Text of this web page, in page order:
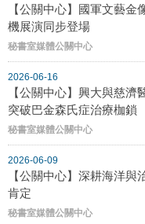
【公關中心】國軍文藝
機展演同步登場
秘書室媒體公關中心
2026-06-16
【公關中心】興大與慈
突破巴金森氏症治療枷鎖
秘書室媒體公關中心
2026-06-09
【公關中心】深耕海洋
肯定
秘書室媒體公關中心